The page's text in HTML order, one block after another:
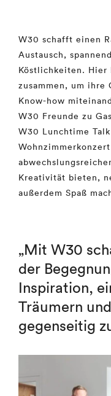
W30 schafft einen
Austausch,
Köstlichkeiten. Hier
zusammen, um
Know-how
W30 Freunde zu
W30 Lunchtime
Kreativität bieten,
außerdem Spaß
„Mit W30
der
Inspiration,
Träumern
gegenseitig